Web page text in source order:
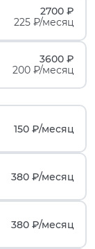
2700 ₽
225 ₽/месяц
3600 ₽
200 ₽/месяц
150 ₽/месяц
380 ₽/месяц
380 ₽/месяц